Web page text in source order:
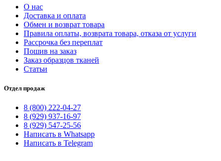
О нас
Доставка и оплата
Обмен и возврат товара
Правила оплаты, возврата товара, отказа от услуги
Рассрочка без переплат
Пошив на заказ
Заказ образцов тканей
Статьи
Отдел продаж
8 (800) 222-04-27
8 (929) 937-16-97
8 (929) 547-25-56
Написать в Whatsapp
Написать в Telegram